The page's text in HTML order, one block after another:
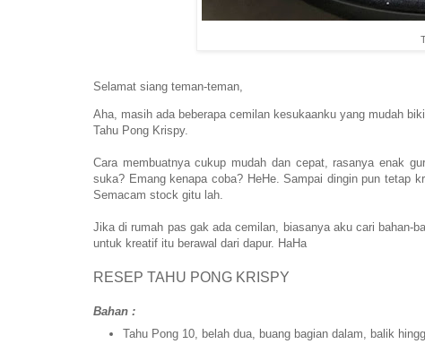
Selamat siang teman-teman,
Aha, masih ada beberapa cemilan kesukaanku yang mudah
Tahu Pong Krispy.
Cara membuatnya cukup mudah dan cepat, rasanya enak
suka? Emang kenapa coba? HeHe. Sampai dingin pun tetap
Semacam stock gitu lah.
Jika di rumah pas gak ada cemilan, biasanya aku cari bahan-
untuk kreatif itu berawal dari dapur. HaHa
RESEP TAHU PONG KRISPY
Bahan :
Tahu Pong 10, belah dua, buang bagian dalam, balik